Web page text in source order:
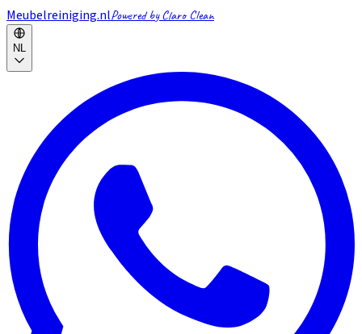
Meubelreiniging.nlPowered by Claro Clean
NL